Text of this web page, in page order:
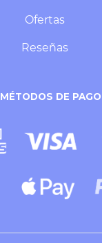
Ofertas
Reseñas
MÉTODOS DE PAGO